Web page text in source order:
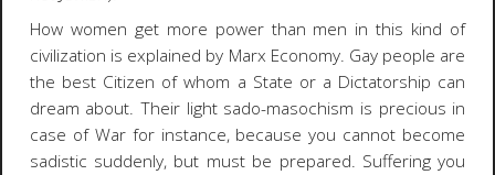
How women get more power than men in this kind of
civilization is explained by Marx Economy. Gay people are
the best Citizen of whom a State or a Dictatorship can
dream about. Their light sado-masochism is precious in
case of War for instance, because you cannot become
sadistic suddenly, but must be prepared. Suffering you